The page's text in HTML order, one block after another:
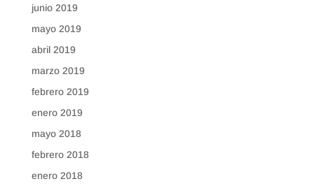
junio 2019
mayo 2019
abril 2019
marzo 2019
febrero 2019
enero 2019
mayo 2018
febrero 2018
enero 2018